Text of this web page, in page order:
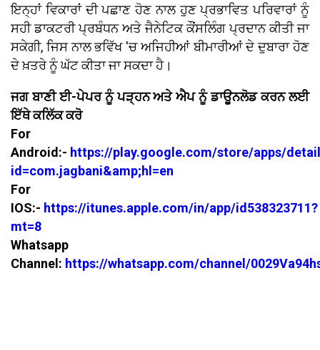
ਇਨ੍ਹਾਂ ਵਿਕਾਰਾਂ ਦੀ ਪਛਾਣ ਹੋਣ ਨਾਲ ਹੁਣ ਪ੍ਰਭਾਵਿਤ ਪਰਿਵਾਰਾਂ ਨੂੰ
ਸਹੀ ਡਾਕਟਰੀ ਪ੍ਰਬੰਧਨ ਅਤੇ ਜੈਨੇਟਿਕ ਕੌਂਸਲਿੰਗ ਪ੍ਰਦਾਨ ਕੀਤੀ ਜਾ
ਸਕੇਗੀ, ਜਿਸ ਨਾਲ ਭਵਿੱਖ 'ਚ ਅਜਿਹੀਆਂ ਬੀਮਾਰੀਆਂ ਦੇ ਦੁਬਾਰਾ ਹੋਣ
ਦੇ ਖ਼ਤਰੇ ਨੂੰ ਘੱਟ ਕੀਤਾ ਜਾ ਸਕਦਾ ਹੈ।
ਜਗ ਬਾਣੀ ਈ-ਪੇਪਰ ਨੂੰ ਪੜ੍ਹਨ ਅਤੇ ਐਪ ਨੂੰ ਡਾਊਨਲੋਡ ਕਰਨ ਲਈ
ਇੱਥੇ ਕਲਿੱਕ ਕਰੋ
For
Android:- https://play.google.com/store/apps/
id=com.jagbani&amp;hl=en
For
IOS:- https://itunes.apple.com/in/app/id538323711?
mt=8
Whatsapp
Channel: https://whatsapp.com/channel/